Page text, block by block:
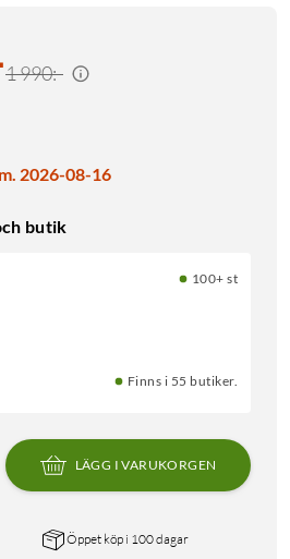
1 990:-
2026-08-16
butik
100+ st
Finns i 55 butiker.
LÄGG I VARUKORGEN
Öppet köp i 100 dagar